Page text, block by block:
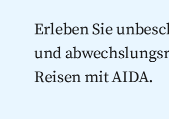
Erleben Sie
und
Reisen mit AIDA.